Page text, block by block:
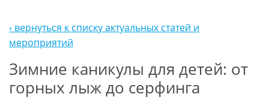
‹ вернуться к списку актуальных статей и
мероприятий
Зимние каникулы для детей: от
горных лыж до серфинга